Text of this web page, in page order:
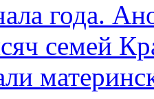
года.
семей